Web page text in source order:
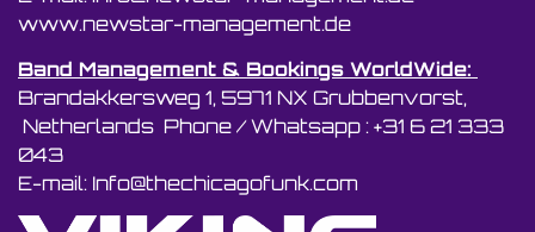
www.newstar-management.de
Band Management & Bookings WorldWide:
Brandakkersweg 1, 5971 NX Grubbenvorst,
Netherlands Phone / Whatsapp : +31 6 21 333
043
E-mail: Info@thechicagofunk.com